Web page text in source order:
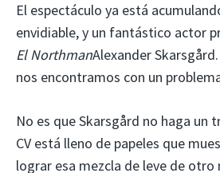
El espectáculo ya está
envidiable, y un fantástico actor
El NorthmanAlexander
nos encontramos con un
No es que Skarsgård no haga un
CV está lleno de papeles que
lograr esa mezcla de leve de otro